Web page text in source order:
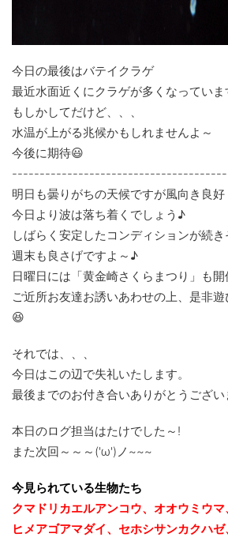
今日の最後はバテイクラゲ
最近水面近くにクラゲが多くなっていま
もしかしてだけど、、、
水温が上がる兆候かもしれませんよ～
今後に期待😃
明日も曇りがちの天候ですが風向き良好
今日より波は落ち着くでしょう♪
しばらく安定したコンディションが続き
週末も良さげですよ～♪
日曜日には「黄金崎さくらまつり」も開
ご近所お友達お誘いあわせの上、是非
😆
それでは、、、
今日はこの辺で失礼いたします。
最後までのお付き合いありがとうござい
本日のログ担当はたけでした～!
また次回～～～('ω')ノ~~~
今見られている生物たち
クマドリカエルアンコウ、オオウミウマ
ヒメアゴアマダイ、セホシサンカクハ